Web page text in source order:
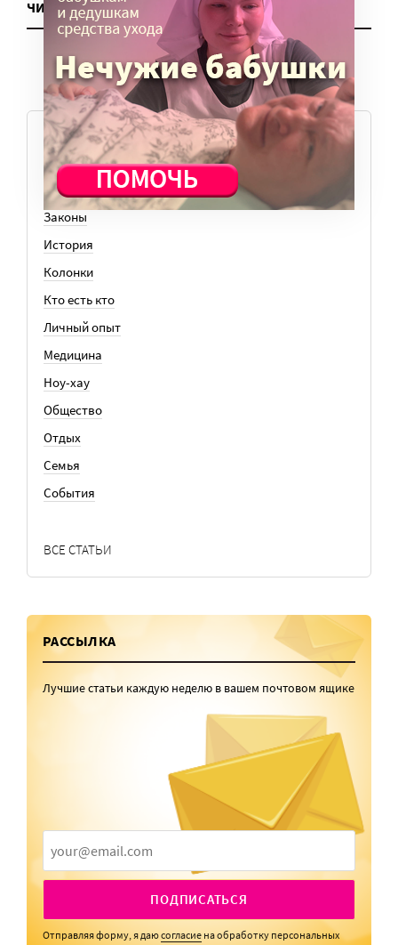
ЧИТАТЬ ЕЩЕ
ТЕМЫ
Вера
Законы
История
Колонки
Кто есть кто
Личный опыт
Медицина
Ноу-хау
Общество
Отдых
Семья
События
ВСЕ СТАТЬИ
РАССЫЛКА
Лучшие статьи каждую неделю в вашем почтовом ящике
ПОДПИСАТЬСЯ
Отправляя форму, я даюсогласие на обработку персональных